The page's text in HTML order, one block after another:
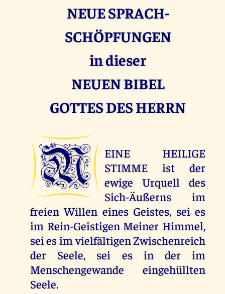
NEUE SPRACH-
SCHÖPFUNGEN
in dieser
NEUEN BIBEL
GOTTES DES HERRN
M
EINE HEILIGE
STIMME ist der
ewige Urquell des
Sich-Äußerns im
freien Willen eines Geistes, sei es
im Rein-Geistigen Meiner Himmel,
sei es im vielfältigen Zwischenreich
der Seele, sei es in der im
Menschengewande eingehüllten
Seele.